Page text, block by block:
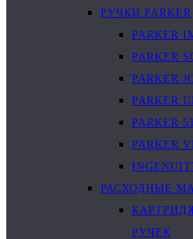
РУЧКИ PARKER
PARKER
PARKER
PARKER
PARKER
PARKER
PARKER
РАСХОДНЫЕ
РУЧЕК